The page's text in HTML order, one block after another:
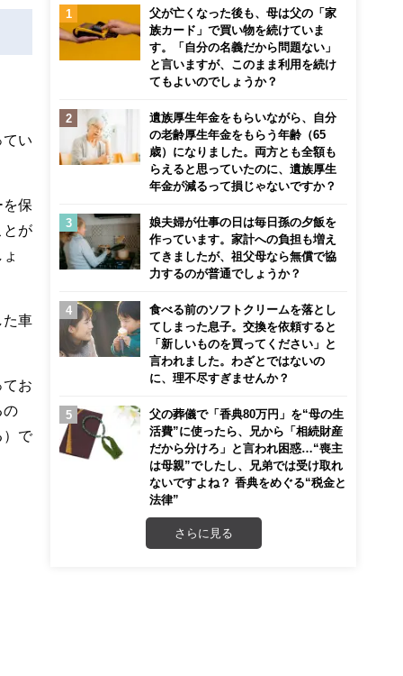
てい
を保
とが
た車
てお
の
）で
父が亡くなった後も、母は父の「家
族カード」で買い物を続けていま
す。「自分の名義だから問題ない」
と言いますが、このまま利用を続け
てもよいのでしょうか？
遺族厚生年金をもらいながら、自分
の老齢厚生年金をもらう年齢（65
歳）になりました。両方とも全額も
らえると思っていたのに、遺族厚生
年金が減るって損じゃないですか？
娘夫婦が仕事の日は毎日孫の夕飯を
作っています。家計への負担も増え
てきましたが、祖父母なら無償で協
力するのが普通でしょうか？
食べる前のソフトクリームを落とし
てしまった息子。交換を依頼すると
「新しいものを買ってください」と
言われました。わざとではないの
に、理不尽すぎませんか？
父の葬儀で「香典80万円」を“母の生
活費”に使ったら、兄から「相続財産
だから分けろ」と言われ困惑…“喪主
は母親”でしたし、兄弟では受け取れ
ないですよね？ 香典をめぐる“税金と
法律”
さらに見る